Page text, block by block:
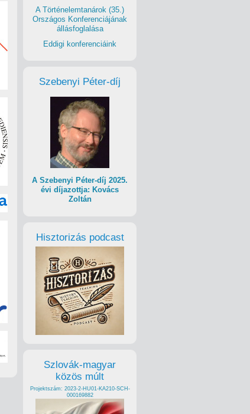
A Történelemtanárok (35.)
Országos Konferenciájának
állásfoglalása
Eddigi konferenciáink
Szebenyi Péter-díj
A Szebenyi Péter-díj 2025.
évi díjazottja: Kovács
Zoltán
Hisztorizás podcast
Szlovák-magyar
közös múlt
Projektszám: 2023-2-HU01-KA210-SCH-
000169882